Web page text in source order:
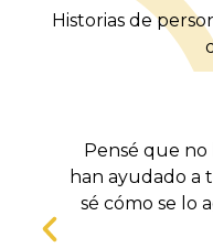
Historias de
Pensé que no
han ayudado a
sé cómo se lo